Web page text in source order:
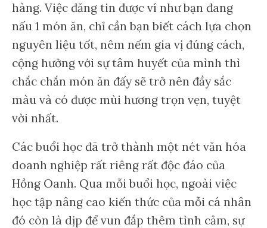
hàng. Việc đăng tin được ví như bạn đang
nấu 1 món ăn, chỉ cần bạn biết cách lựa chọn
nguyên liệu tốt, nêm nếm gia vị đúng cách,
cộng hưởng với sự tâm huyết của mình thì
chắc chắn món ăn đấy sẽ trở nên đầy sắc
màu và có được mùi hương trọn vẹn, tuyệt
vời nhất.
Các buổi học đã trở thành một nét văn hóa
doanh nghiệp rất riêng rất độc đáo của
Hồng Oanh. Qua mỗi buổi học, ngoài việc
học tập nâng cao kiến thức của mỗi cá nhân
đó còn là dịp để vun đắp thêm tình cảm, sự